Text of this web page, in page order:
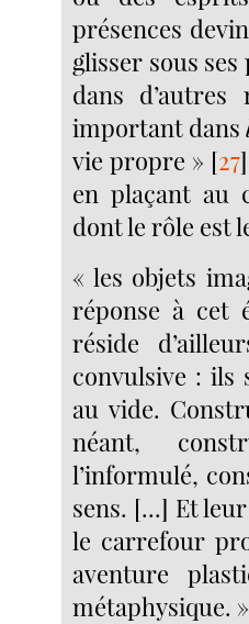
présences
glisser sous
dans
important dans
vie propre » [27]
en plaçant au
dont le rôle est
« les objets
réponse à cet
réside
convulsive : ils
au vide.
néant,
l’informulé,
sens. [...] Et
le carrefour
aventure
métaphysique. »